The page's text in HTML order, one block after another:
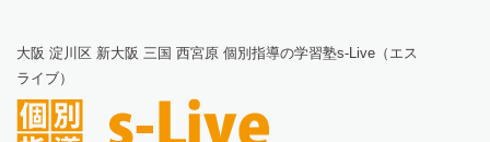
大阪 淀川区 新大阪 三国 西宮原 個別指導の学習塾s-Live（エス
ライブ）